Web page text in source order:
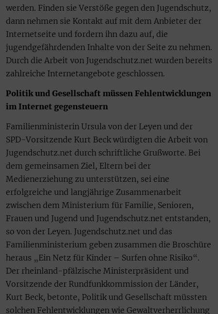
werden. Finden sie Verstöße gegen den Jugendschutz,
dann nehmen sie Kontakt auf mit dem Anbieter der
Internetseite und fordern ihn dazu auf, die
jugendgefährdenden Inhalte von der Seite zu nehmen.
Durch die Arbeit von Jugendschutz.net wurden bereits
zahlreiche Internetangebote geschlossen.
Politik und Gesellschaft müssen Fehlentwicklungen
im Internet gegensteuern
Familienministerin Ursula von der Leyen und der
SPD-Vorsitzende Kurt Beck würdigten die Arbeit von
Jugendschutz.net durch schriftliche Grußworte. Bei
dem gemeinsamen Ziel, Eltern bei der
Medienerziehung zu unterstützen, sei eine
erfolgreiche und langjährige Zusammenarbeit
zwischen dem Ministerium für Familie, Senioren,
Frauen und Jugend und Jugendschutz.net entstanden,
so von der Leyen. Jugendschutz.net und das
Familienministerium geben zusammen die Broschüre
heraus „Ein Netz für Kinder – Surfen ohne Risiko“.
Der rheinland-pfälzische Ministerpräsident und
Vorsitzende der Rundfunkkommission der Länder,
Kurt Beck, betonte, Politik und Gesellschaft müssten
solchen Fehlentwicklungen wie Gewaltverherrlichung